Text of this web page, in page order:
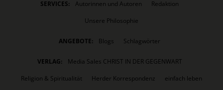
SERVICES: Autorinnen und Autoren
Redaktion
Unsere Philosophie
ANGEBOTE: Blogs Schlagwörter
VERLAG:
Media Sales CHRIST IN DER GEGENWART
Religion & Spiritualität
Herder Korrespondenz einfach leben